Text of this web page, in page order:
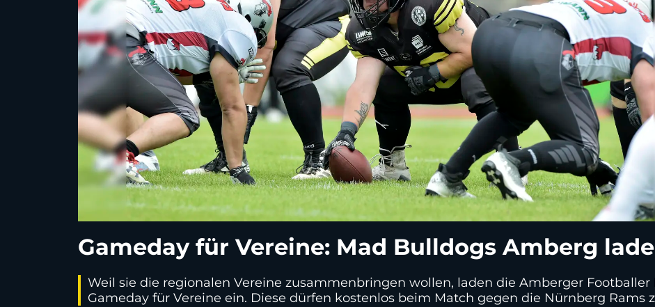
Gameday für Vereine: Mad Bulldogs Amberg
Weil sie die regionalen Vereine zusammenbringen wollen, laden die Amberger
Gameday für Vereine ein. Diese dürfen kostenlos beim Match gegen die Nürnberg Rams